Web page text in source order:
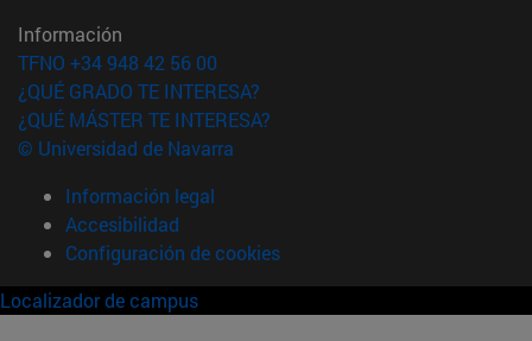
Información
TFNO +34 948 42 56 00
¿QUÉ GRADO TE INTERESA?
¿QUÉ MÁSTER TE INTERESA?
© Universidad de Navarra
Información legal
Accesibilidad
Configuración de cookies
Localizador de campus